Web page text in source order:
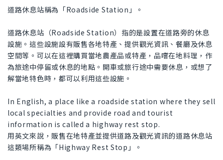
道路休息站稱為「Roadside Station」。
道路休息站（Roadside Station）指的是設置在道路旁的休息
設施。這些設施設有販售各地特產、提供觀光資訊、餐廳及休息
空間等。可以在這裡購買當地農產品或特產，品嚐在地料理，作
為旅途中停留或休息的地點。開車或旅行途中需要休息，或想了
解當地特色時，都可以利用這些設施。
In English, a place like a roadside station where they sell
local specialties and provide road and tourist
information is called a highway rest stop.
用英文來說，販售在地特產並提供道路及觀光資訊的道路休息站
這類場所稱為「Highway Rest Stop」。